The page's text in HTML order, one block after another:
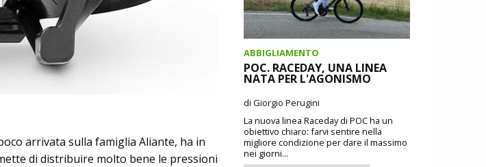
arrivata sulla famiglia Aliante, ha in
di distribuire molto bene le pressioni
ABBIGLIAMENTO
POC. RACEDAY, UNA LINEA
NATA PER L'AGONISMO
di Giorgio Perugini
La nuova linea Raceday di POC ha un
obiettivo chiaro: farvi sentire nella
migliore condizione per dare il massimo
nei giorni...